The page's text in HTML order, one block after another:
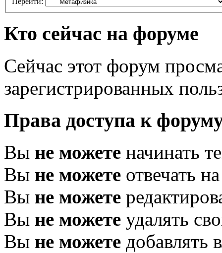
Кто сейчас на форуме
Сейчас этот форум
зарегистрированных
Права доступа к
Вы не можете начинать
Вы не можете отвечать
Вы не можете
Вы не можете удалять
Вы не можете добавлять